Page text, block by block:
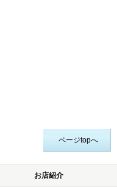
ページtopへ
お店紹介